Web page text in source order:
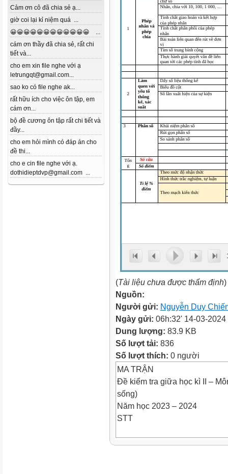
Cảm ơn cô đã chia sẻ ạ...
giờ coi lại kỉ niệm quá ...
😀😀😀😀😀😀😀😀😀😀😀😀 ...
cám ơn thầy đã chia sẻ, rất chi
tiết và...
cho em xin file nghe với ạ
letrungqt@gmail.com...
sao ko có file nghe ak...
rất hữu ích cho việc ôn tập, em
cám ơn...
bộ đề cương ôn tập rất chi tiết và
đầy...
cho em hỏi mình có đáp án cho
đề thi...
cho e cin file nghe với ạ.
dothidieptdvp@gmail.com ...
(Tài liệu chưa được thẩm định)
Nguồn:
Người gửi: Nguyễn Duy
Ngày gửi: 06h:32' 14-03-2024
Dung lượng: 83.9 KB
Số lượt tải: 836
Số lượt thích: 0 người
MA TRẬN
Đề kiểm tra giữa học kì II –
sống)
Năm học 2023 – 2024
STT